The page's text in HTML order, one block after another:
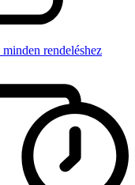
minden rendeléshez